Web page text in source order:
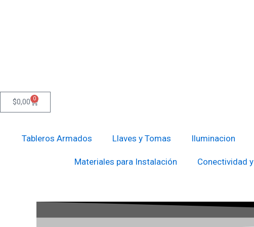
$0,00 0
Cart
Tableros Armados Llaves y Tomas Iluminacion
Materiales para Instalación Conectividad